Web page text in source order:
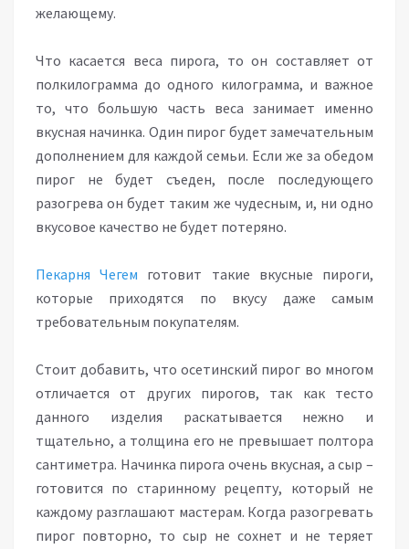
желающему.
Что касается веса пирога, то он составляет от
полкилограмма до одного килограмма, и важное
то, что большую часть веса занимает именно
вкусная начинка. Один пирог будет замечательным
дополнением для каждой семьи. Если же за обедом
пирог не будет съеден, после последующего
разогрева он будет таким же чудесным, и, ни одно
вкусовое качество не будет потеряно.
Пекарня Чегем готовит такие вкусные пироги,
которые приходятся по вкусу даже самым
требовательным покупателям.
Стоит добавить, что осетинский пирог во многом
отличается от других пирогов, так как тесто
данного изделия раскатывается нежно и
тщательно, а толщина его не превышает полтора
сантиметра. Начинка пирога очень вкусная, а сыр –
готовится по старинному рецепту, который не
каждому разглашают мастерам. Когда разогревать
пирог повторно, то сыр не сохнет и не теряет